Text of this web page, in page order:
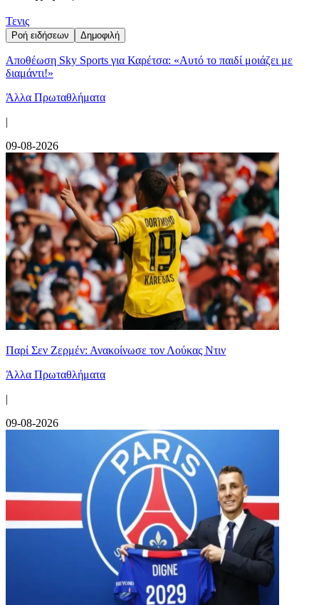
Τενις
Ροή ειδήσεων Δημοφιλή
Αποθέωση Sky Sports για Καρέτσα: «Αυτό το παιδί μοιάζει με
διαμάντι!»
Άλλα Πρωταθλήματα
|
09-08-2026
Παρί Σεν Ζερμέν: Ανακοίνωσε τον Λούκας Ντιν
Άλλα Πρωταθλήματα
|
09-08-2026